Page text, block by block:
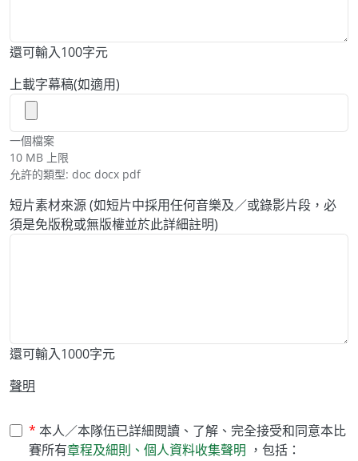
還可輸入100字元
上載字幕稿(如適用)
一個檔案
10 MB 上限
允許的類型: doc docx pdf
短片素材來源 (如短片中採用任何音樂及／或錄影片段，必
須是免版稅或無版權並於此詳細註明)
還可輸入1000字元
聲明
本人／本隊伍已詳細閱讀、了解、完全接受和同意本比
賽所有章程及細則、個人資料收集聲明 ，包括：